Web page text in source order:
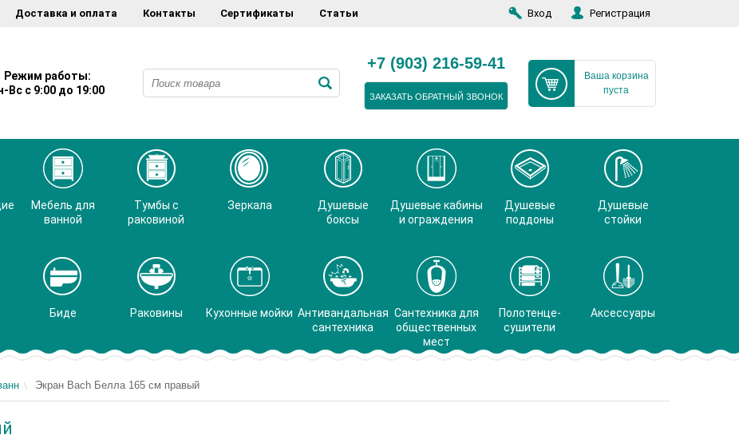
Доставка и оплата Контакты Сертификаты Статьи Вход Регистрация
Режим работы:
Вс с 9:00 до 19:00
+7 (903) 216-59-41
ЗАКАЗАТЬ ОБРАТНЫЙ ЗВОНОК
Ваша корзина
пуста
Мебель для
ванной
Тумбы с
раковиной
Зеркала
Душевые
боксы
Душевые кабины
и ограждения
Душевые
поддоны
Душевые
стойки
Биде Раковины Кухонные мойки Антивандальная
сантехника
Сантехника для
общественных
мест
Полотенце-
сушители
Аксессуары
Экран Bach Белла 165 см правый